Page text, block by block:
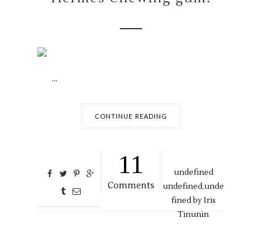
...
CONTINUE READING
11
Comments
undefined
undefined,unde
fined byIris
Tinunin